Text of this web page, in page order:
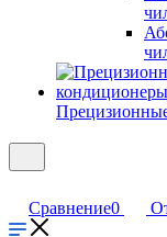
Сравнение0